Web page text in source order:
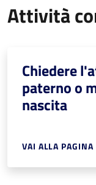
Attività
Chiedere
paterno o
nascita
VAI ALLA PAGINA